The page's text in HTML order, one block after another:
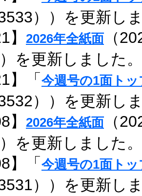
））を更新し
】 2026年全紙面 （
）を更新しました。
】「 今週号の1面トッ
））を更新し
】 2026年全紙面 （
）を更新しました。
】「 今週号の1面トッ
））を更新し